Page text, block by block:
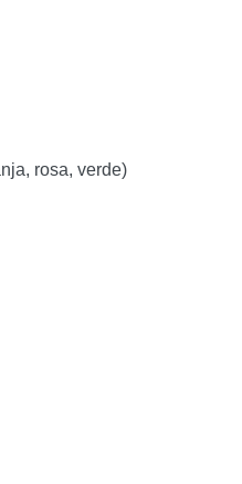
rosa, verde)